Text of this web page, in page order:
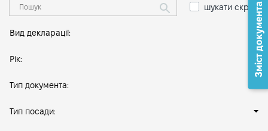
шукати скрізь
Вид декларації:
Рік:
Тип документа:
Тип посади:
Зміст документа